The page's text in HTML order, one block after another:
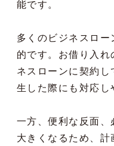
能です。
多くのビジネスロ
的です。お借り入れ
ネスローンに契約し
生した際にも対応し
一方、便利な反面、
大きくなるため、